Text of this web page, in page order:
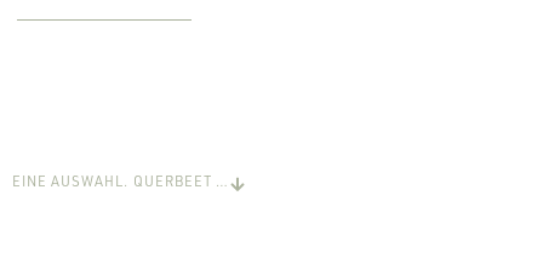
EINE AUSWAHL. QUERBEET …